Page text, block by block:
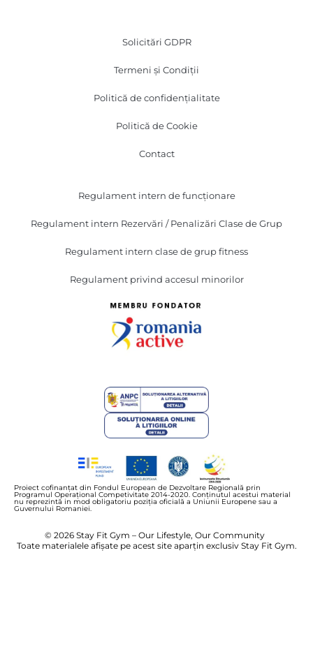
Solicitări GDPR
Termeni și Condiții
Politică de confidențialitate
Politică de Cookie
Contact
Regulament intern de funcționare
Regulament intern Rezervări / Penalizări Clase de Grup
Regulament intern clase de grup fitness
Regulament privind accesul minorilor
Proiect cofinanțat din Fondul European de Dezvoltare Regională prin
Programul Operațional Competivitate 2014-2020. Conținutul acestui material
nu reprezintă in mod obligatoriu poziția oficială a Uniunii Europene sau a
Guvernului Romaniei.
© 2026 Stay Fit Gym – Our Lifestyle, Our Community
Toate materialele afișate pe acest site aparțin exclusiv Stay Fit Gym.